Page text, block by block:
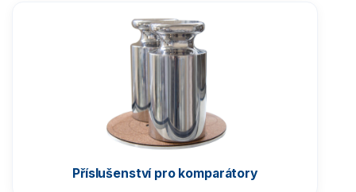
Příslušenství pro komparátory